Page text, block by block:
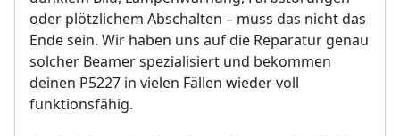
Sollten weitere Defekte festgestellt werden,
erfolgt eine Reparatur ausschließlich nach
vorheriger Rücksprache.
Bild- und Funktionstest
VDE-Sicherheitsprüfung
Sollten weitere Defekte festgestellt werden,
erfolgt eine Reparatur ausschließlich nach
vorheriger Rücksprache.
oder plötzlichem Abschalten – muss das nicht das
Ende sein. Wir haben uns auf die Reparatur genau
solcher Beamer spezialisiert und bekommen
deinen P5227 in vielen Fällen wieder voll
funktionsfähig.